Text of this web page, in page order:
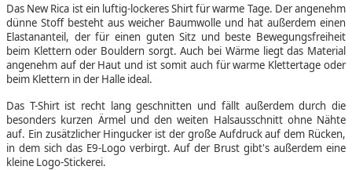
Das New Rica ist ein luftig-lockeres Shirt für warme Tage. Der angenehm
dünne Stoff besteht aus weicher Baumwolle und hat außerdem einen
Elastananteil, der für einen guten Sitz und beste Bewegungsfreiheit
beim Klettern oder Bouldern sorgt. Auch bei Wärme liegt das Material
angenehm auf der Haut und ist somit auch für warme Klettertage oder
beim Klettern in der Halle ideal.
Das T-Shirt ist recht lang geschnitten und fällt außerdem durch die
besonders kurzen Ärmel und den weiten Halsausschnitt ohne Nähte
auf. Ein zusätzlicher Hingucker ist der große Aufdruck auf dem Rücken,
in dem sich das E9-Logo verbirgt. Auf der Brust gibt's außerdem eine
kleine Logo-Stickerei.